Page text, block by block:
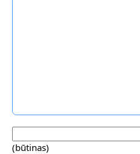
(būtinas)